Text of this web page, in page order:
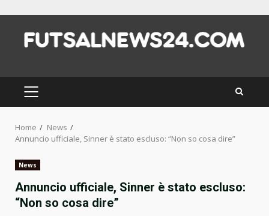
content
PRIMARY
MENU
Home
News
Annuncio ufficiale, Sinner è stato escluso: “Non so cosa dire”
News
Annuncio ufficiale, Sinner è stato escluso:
“Non so cosa dire”